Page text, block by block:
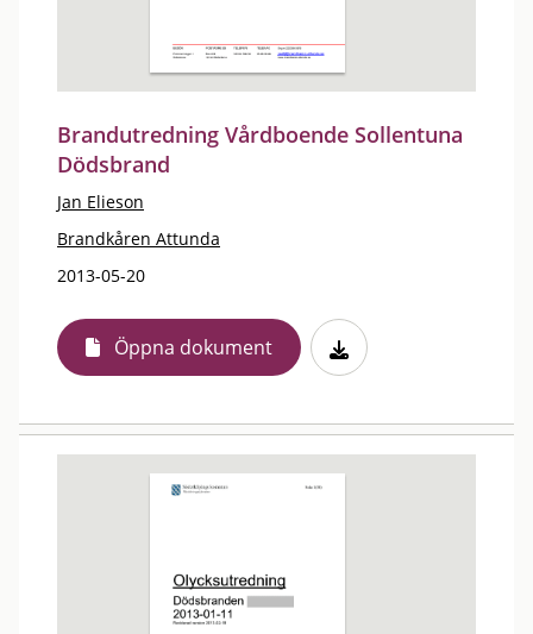
Brandutredning Vårdboende Sollentuna
Dödsbrand
Jan Elieson
Brandkåren Attunda
2013-05-20
Öppna dokument